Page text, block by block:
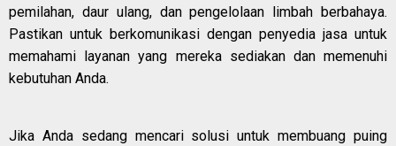
pemilahan, daur ulang, dan pengelolaan limbah berbahaya.
Pastikan untuk berkomunikasi dengan penyedia jasa untuk
memahami layanan yang mereka sediakan dan memenuhi
kebutuhan Anda.
Jika Anda sedang mencari solusi untuk membuang puing